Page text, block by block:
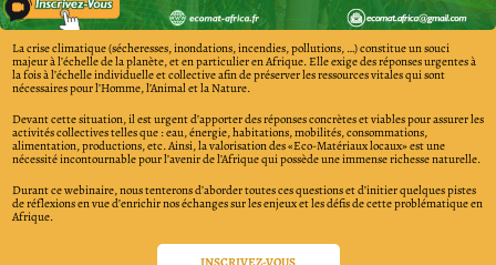
La crise climatique (sécheresses, inondations, incendies, pollutions, …) constitue un souci
majeur à l’échelle de la planète, et en particulier en Afrique. Elle exige des réponses urgentes à
la fois à l’échelle individuelle et collective afin de préserver les ressources vitales qui sont
nécessaires pour l’Homme, l’Animal et la Nature.
Devant cette situation, il est urgent d’apporter des réponses concrètes et viables pour assurer les
activités collectives telles que : eau, énergie, habitations, mobilités, consommations,
alimentation, productions, etc. Ainsi, la valorisation des «Eco-Matériaux locaux» est une
nécessité incontournable pour l’avenir de l’Afrique qui possède une immense richesse naturelle.
Durant ce webinaire, nous tenterons d’aborder toutes ces questions et d’initier quelques pistes
de réflexions en vue d’enrichir nos échanges sur les enjeux et les défis de cette problématique en
Afrique.